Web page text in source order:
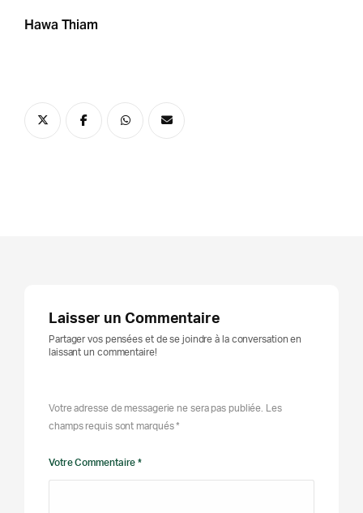
Hawa Thiam
Laisser un Commentaire
Partager vos pensées et de se joindre à la conversation en
laissant un commentaire!
Votre adresse de messagerie ne sera pas publiée. Les
champs requis sont marqués *
Votre Commentaire *